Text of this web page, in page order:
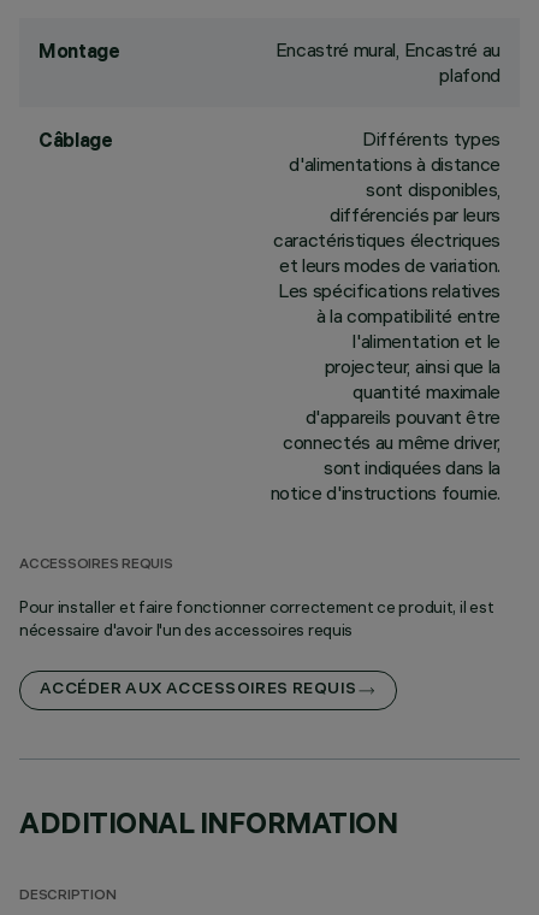
Montage
Encastré mural, Encastré au
plafond
Câblage
Différents types
d'alimentations à distance
sont disponibles,
différenciés par leurs
caractéristiques électriques
et leurs modes de variation.
Les spécifications relatives
à la compatibilité entre
l'alimentation et le
projecteur, ainsi que la
quantité maximale
d'appareils pouvant être
connectés au même driver,
sont indiquées dans la
notice d'instructions fournie.
ACCESSOIRES REQUIS
Pour installer et faire fonctionner correctement ce produit, il est
nécessaire d'avoir l'un des accessoires requis
ACCÉDER AUX ACCESSOIRES REQUIS
ADDITIONAL INFORMATION
DESCRIPTION